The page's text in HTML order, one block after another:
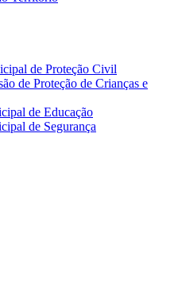
de Proteção Civil
de Proteção de Crianças e
de Educação
de Segurança